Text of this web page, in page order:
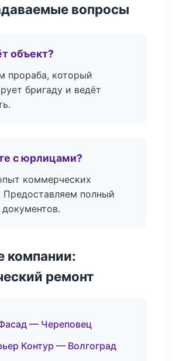
вопросы
объект?
прораба, который
бригаду и ведёт
с юрлицами?
коммерческих
Предоставляем полный
компании:
ремонт
— Череповец
Контур — Волгоград